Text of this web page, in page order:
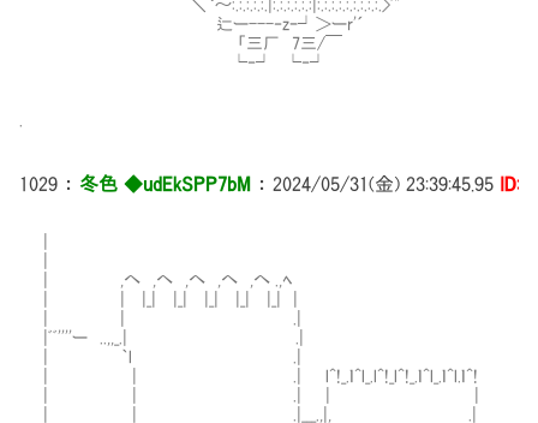
＼‘～:.:.:.:.:.|:.:.:.:.:.:|:.:.:.:.:.:.:.:.:.>'"
辷ー---‐zｰ┘＞ーr'´
「三厂 7三/￣
└‐┘ └‐┘
1029 ： 冬色 ◆udEkSPP7bM ： 2024/05/31(金) 23:39:45.95
| ,へ ,へ ,へ ,へ ,へ .,ﾍ
|ﾞﾞ''''ー ..,,_.| .|
| ｀l .|
| | .| l^!_.ｌ^l_.l^!_l^!_.ｌ^l_.ｌ^l.ｌ^!